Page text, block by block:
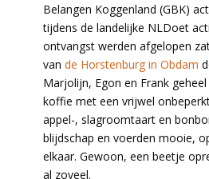
Belangen Koggenland (GBK)
tijdens de landelijke NLDoet
ontvangst werden afgelopen
van de Horstenburg in Obdam
Marjolijn, Egon en Frank
koffie met een vrijwel
appel-, slagroomtaart en
blijdschap en voerden mooie,
elkaar. Gewoon, een beetje
al zoveel.